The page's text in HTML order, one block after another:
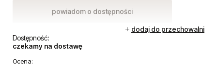
powiadom o dostępności
dodaj do przechowalni
Dostępność:
czekamy na dostawę
Ocena: